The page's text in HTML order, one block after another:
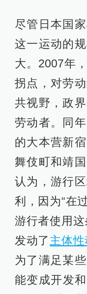
尽管日本国
这一运动的
大。2007年
拐点，对劳
共视野，政
劳动者。同
的大本营新
舞伎町和靖
认为，游行
利，因为“在
游行者使用
发动了主体性
为了满足某
能变成开发